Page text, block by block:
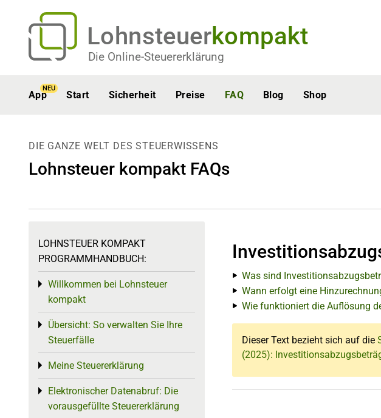
Lohnsteuerkompakt
Die Online-Steuererklärung
App
NEU
Start Sicherheit Preise FAQ Blog Shop
DIE GANZE WELT DES STEUERWISSENS
Lohnsteuer kompakt FAQs
Was sind
Wann erfolgt eine
Wie funktioniert die Auflösung
Dieser Text bezieht sich auf die
(2025):
LOHNSTEUER KOMPAKT
PROGRAMMHANDBUCH:
Willkommen bei Lohnsteuer
kompakt
Toggle menu
Übersicht: So verwalten Sie Ihre
Steuerfälle
Toggle menu
Meine Steuererklärung
Toggle menu
Elektronischer Datenabruf: Die
vorausgefüllte Steuererklärung
Toggle menu